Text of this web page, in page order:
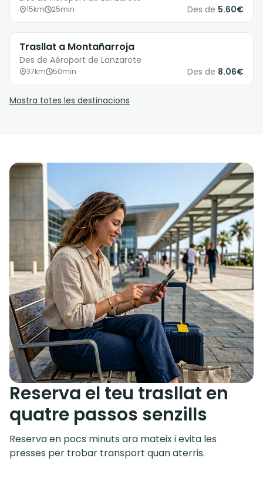
15km 25min Des de 5.60€
Trasllat a Montañarroja
Des de Aéroport de Lanzarote
37km 50min Des de 8.06€
Mostra totes les destinacions
Reserva el teu trasllat en
quatre passos senzills
Reserva en pocs minuts ara mateix i evita les
presses per trobar transport quan aterris.